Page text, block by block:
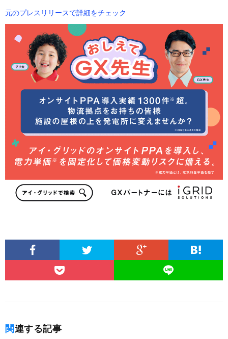
元のプレスリリースで詳細をチェック
関連する記事